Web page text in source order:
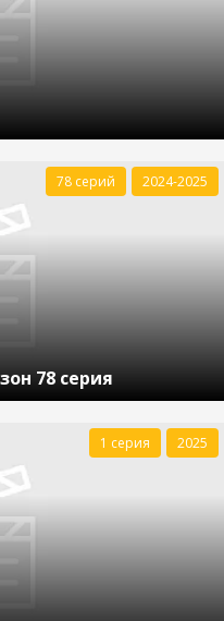
78 серия
78 серий 2024-2025
1 серия 2025